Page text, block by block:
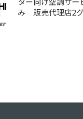
み 販売代理店2